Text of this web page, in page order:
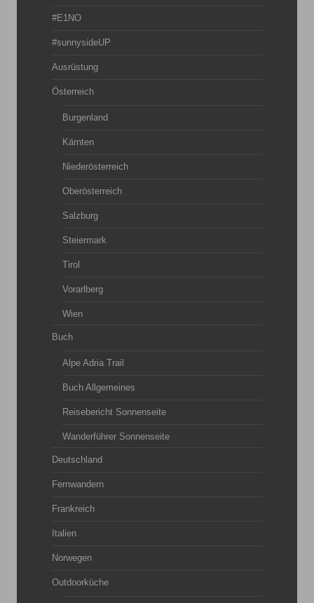
#E1NO
#sunnysideUP
Ausrüstung
Österreich
Burgenland
Kärnten
Niederösterreich
Oberösterreich
Salzburg
Steiermark
Tirol
Vorarlberg
Wien
Buch
Alpe Adria Trail
Buch Allgemeines
Reisebericht Sonnenseite
Wanderführer Sonnenseite
Deutschland
Fernwandern
Frankreich
Italien
Norwegen
Outdoorküche